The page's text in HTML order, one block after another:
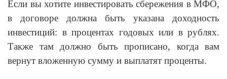
Если вы хотите инвестировать сбережения в МФО,
в договоре должна быть указана доходность
инвестиций: в процентах годовых или в рублях.
Также там должно быть прописано, когда вам
вернут вложенную сумму и выплатят проценты.